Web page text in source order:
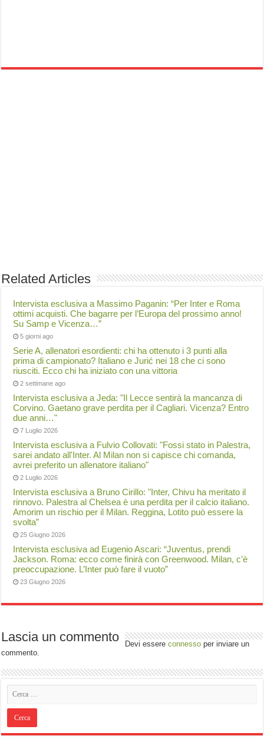
Related Articles
Intervista esclusiva a Massimo Paganin: “Per Inter e Roma
ottimi acquisti. Che bagarre per l’Europa del prossimo anno!
Su Samp e Vicenza…”
5 giorni ago
Serie A, allenatori esordienti: chi ha ottenuto i 3 punti alla
prima di campionato? Italiano e Jurić nei 18 che ci sono
riusciti. Ecco chi ha iniziato con una vittoria
2 settimane ago
Intervista esclusiva a Jeda: "Il Lecce sentirà la mancanza di
Corvino. Gaetano grave perdita per il Cagliari. Vicenza? Entro
due anni…"
7 Luglio 2026
Intervista esclusiva a Fulvio Collovati: "Fossi stato in Palestra,
sarei andato all'Inter. Al Milan non si capisce chi comanda,
avrei preferito un allenatore italiano"
2 Luglio 2026
Intervista esclusiva a Bruno Cirillo: "Inter, Chivu ha meritato il
rinnovo. Palestra al Chelsea è una perdita per il calcio italiano.
Amorim un rischio per il Milan. Reggina, Lotito può essere la
svolta”
25 Giugno 2026
Intervista esclusiva ad Eugenio Ascari: “Juventus, prendi
Jackson. Roma: ecco come finirà con Greenwood. Milan, c’è
preoccupazione. L’Inter può fare il vuoto”
23 Giugno 2026
Lascia un commento Devi essereconnesso per inviare un
commento.